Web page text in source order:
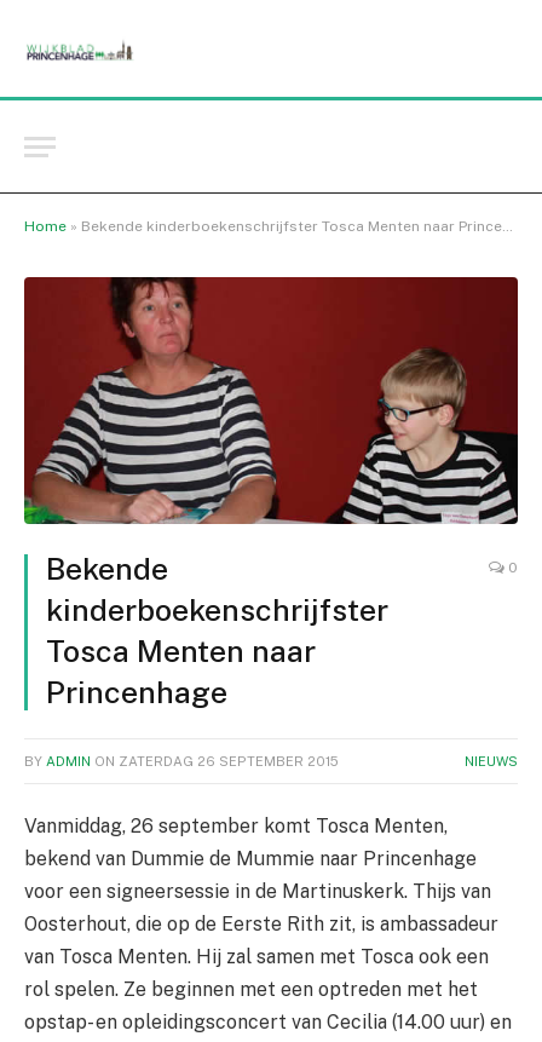
Home » Bekende kinderboekenschrijfster Tosca Menten naar Princenhage
Bekende
kinderboekenschrijfster
Tosca Menten naar
Princenhage
0
BY ADMIN ON ZATERDAG 26 SEPTEMBER 2015 NIEUWS
Vanmiddag, 26 september komt Tosca Menten,
bekend van Dummie de Mummie naar Princenhage
voor een signeersessie in de Martinuskerk. Thijs van
Oosterhout, die op de Eerste Rith zit, is ambassadeur
van Tosca Menten. Hij zal samen met Tosca ook een
rol spelen. Ze beginnen met een optreden met het
opstap- en opleidingsconcert van Cecilia (14.00 uur) en